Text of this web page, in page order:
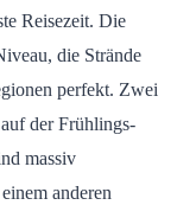
Reisezeit. Die
die Strände
perfekt. Zwei
der Frühlings-
massiv
anderen